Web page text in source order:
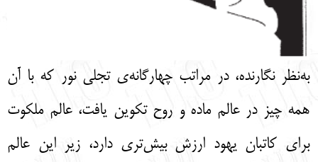
به‌نظر نگارنده، در مراتب چهارگانه‌ی تجلی نور که با آن
همه چیز در عالم ماده و روح تکوین یافت، عالم ملکوت
برای کاتبان یهود ارزش بیش‌تری دارد، زیر این عالم